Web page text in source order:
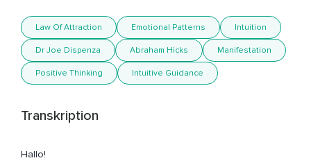
Law Of Attraction Emotional Patterns Intuition
Dr Joe Dispenza Abraham Hicks Manifestation
Positive Thinking Intuitive Guidance
Transkription
Hallo!